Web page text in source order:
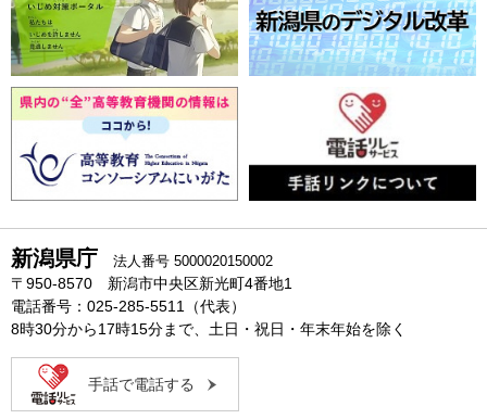
新潟県庁 法人番号 5000020150002
〒950-8570 新潟市中央区新光町4番地1
電話番号：025-285-5511（代表）
8時30分から17時15分まで、土日・祝日・年末年始を除く
手話で電話する